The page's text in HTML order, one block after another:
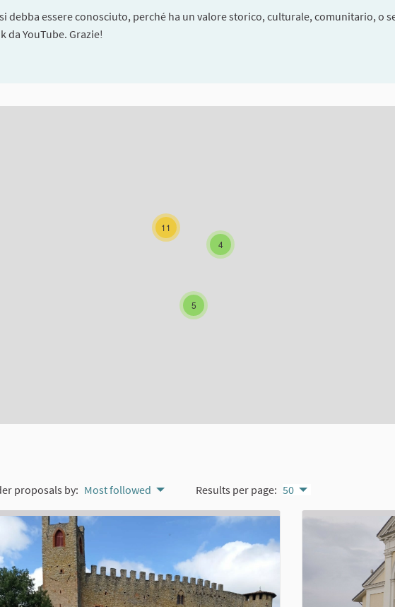
debba essere conosciuto, perché ha un valore storico, culturale, comunitario, o
da YouTube. Grazie!
items on this page as map points. The element can be used with a screen reader
5
4
11
proposals by: Most followed Results per page: 50